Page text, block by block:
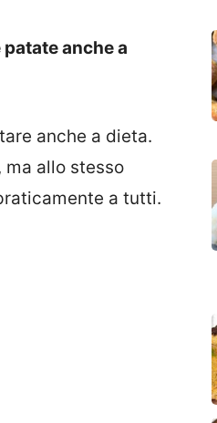
anche a
anche a dieta.
allo stesso
a tutti.